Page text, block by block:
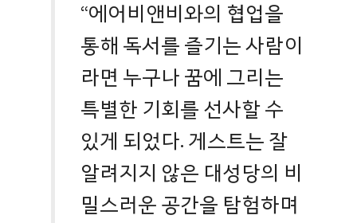
“에어비앤비와의 협업을
통해 독서를 즐기는 사람이
라면 누구나 꿈에 그리는
특별한 기회를 선사할 수
있게 되었다. 게스트는 잘
알려지지 않은 대성당의 비
밀스러운 공간을 탐험하며